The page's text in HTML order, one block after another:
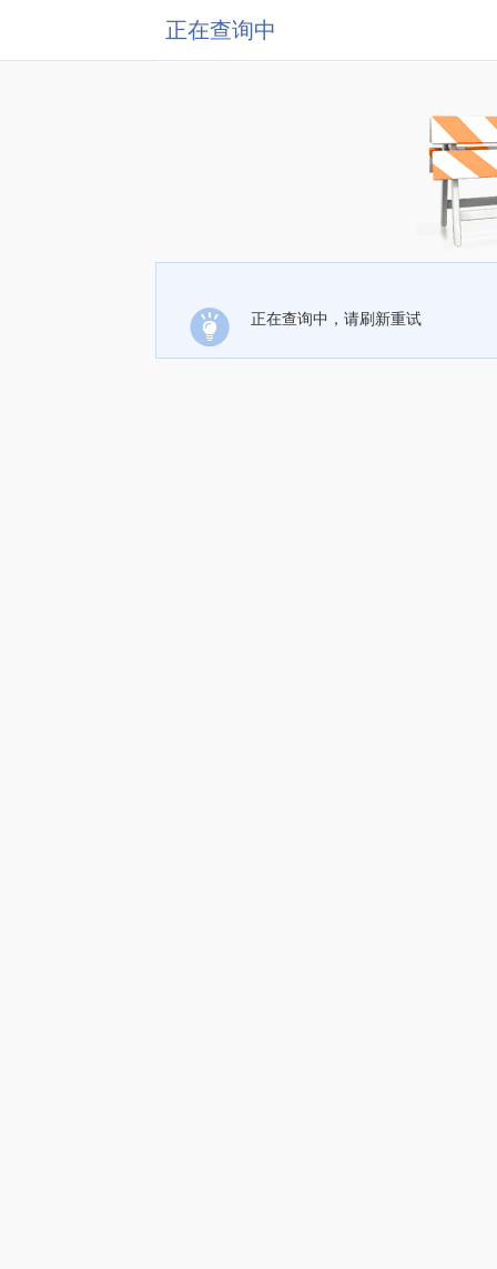
正在查询中
正在查询中，请刷新重试